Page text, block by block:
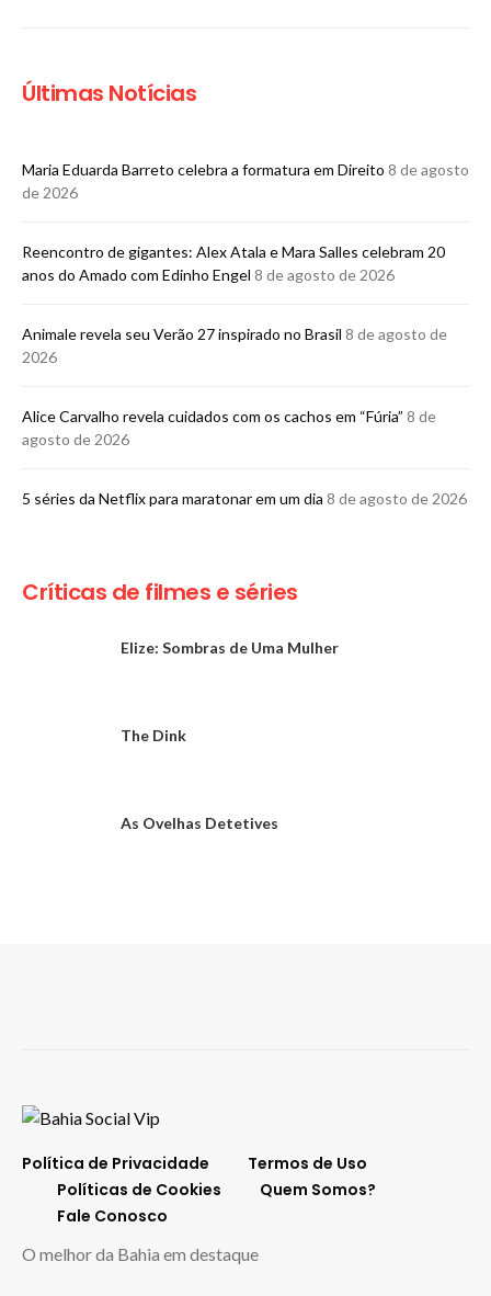
Últimas Notícias
Maria Eduarda Barreto celebra a formatura em Direito 8 de agosto
de 2026
Reencontro de gigantes: Alex Atala e Mara Salles celebram 20
anos do Amado com Edinho Engel 8 de agosto de 2026
Animale revela seu Verão 27 inspirado no Brasil 8 de agosto de
2026
Alice Carvalho revela cuidados com os cachos em “Fúria” 8 de
agosto de 2026
5 séries da Netflix para maratonar em um dia 8 de agosto de 2026
Críticas de filmes e séries
Elize: Sombras de Uma Mulher
The Dink
As Ovelhas Detetives
Política de Privacidade
Termos de Uso
Políticas de Cookies
Quem Somos?
Fale Conosco
O melhor da Bahia em destaque